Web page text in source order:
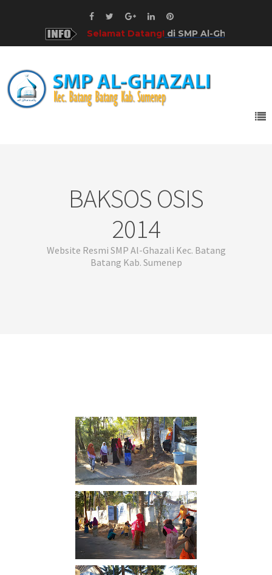
Selamat Datang! di SMP Al-Ghazali Kab.
BAKSOS OSIS
2014
Website Resmi SMP Al-Ghazali Kec. Batang
Batang Kab. Sumenep